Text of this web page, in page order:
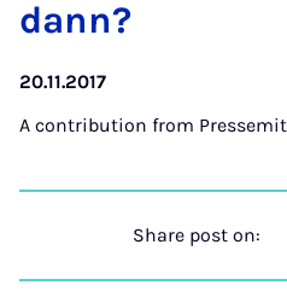
dann?
20.11.2017
A contribution from
Share post on: